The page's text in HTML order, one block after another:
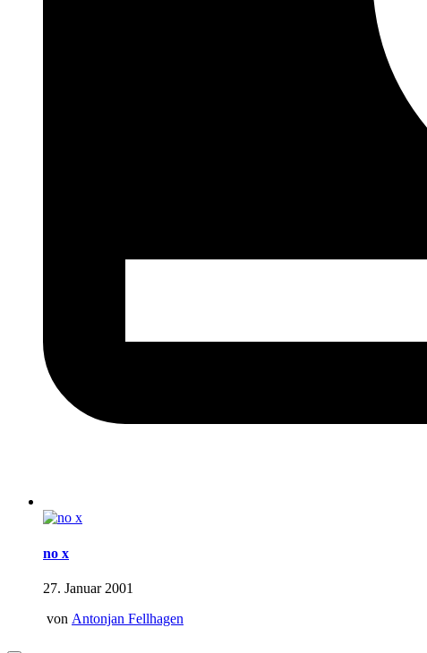
no x
27. Januar 2001
von Antonjan Fellhagen